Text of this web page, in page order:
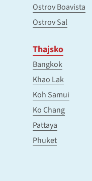
Ostrov Boavista
Ostrov Sal
Thajsko
Bangkok
Khao Lak
Koh Samui
Ko Chang
Pattaya
Phuket